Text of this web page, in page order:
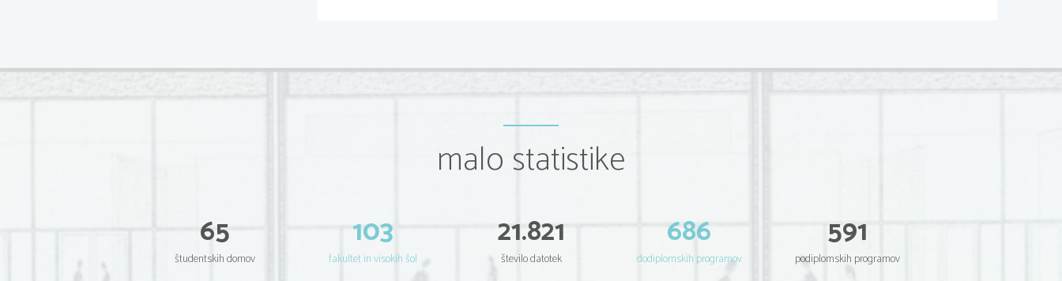
OBIČAJNE FAZE UVAJANJA SISTEMA STRATEŠKEGA
UPRAVLJANJA IN POSLOVODENJA
nekdo od štabnega osebja dobi nalogo, da za
neka opravila strateškega planiranja ali zgolj prou
imenovanje odbora ali komisije za strateško planiranje
•
imenovanje glavnega planerja - vodje slu
be za strateško
malo statistike
65
študentskih domov
103
fakultet in visokih šol
21.821
število datotek
686
dodiplomskih programov
591
podiplomskih programov